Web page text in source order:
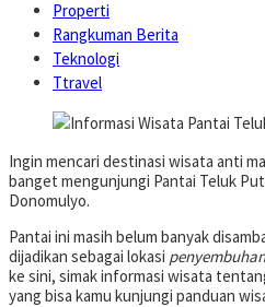
Properti
Rangkuman Berita
Teknologi
Ttravel
Ingin mencari destinasi wisata anti
banget mengunjungi Pantai Teluk
Donomulyo.
Pantai ini masih belum banyak
dijadikan sebagai lokasi
ke sini, simak informasi wisata
yang bisa kamu kunjungi panduan